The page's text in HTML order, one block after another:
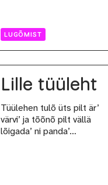
LUGÕMIST
Lille tüüleht
Tüülehen tulõ üts pilt är’
värvi’ ja tõõnõ pilt vällä
lõigada’ ni panda’…